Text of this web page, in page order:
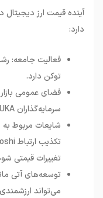
آینده قیمت ارز
دارد:
فعالیت جامعه:
توکن دارد.
فضای عمومی
سرمایه‌گذاران TSUKA تأثیر می‌گذارد.
تغییرات قیمتی
می‌تواند